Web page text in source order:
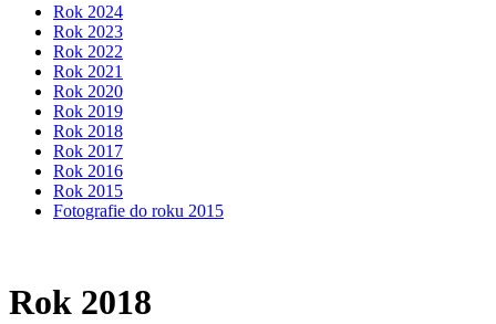
Rok 2024
Rok 2023
Rok 2022
Rok 2021
Rok 2020
Rok 2019
Rok 2018
Rok 2017
Rok 2016
Rok 2015
Fotografie do roku 2015
Rok 2018